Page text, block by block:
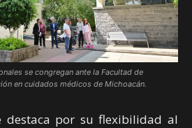
se congregan ante la Facultad de
en cuidados médicos de Michoacán.
por su flexibilidad al